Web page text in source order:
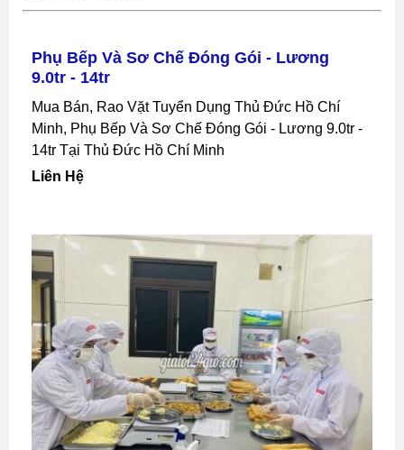
Phụ Bếp Và Sơ Chế Đóng Gói - Lương
9.0tr - 14tr
Mua Bán, Rao Vặt Tuyển Dụng Thủ Đức Hồ Chí
Minh, Phụ Bếp Và Sơ Chế Đóng Gói - Lương 9.0tr -
14tr Tại Thủ Đức Hồ Chí Minh
Liên Hệ